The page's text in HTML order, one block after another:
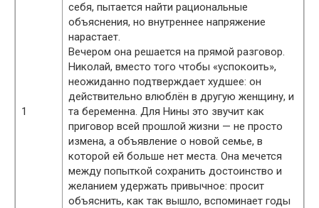
1
себя, пытается найти рациональные
объяснения, но внутреннее напряжение
нарастает.
Вечером она решается на прямой разговор.
Николай, вместо того чтобы «успокоить»,
неожиданно подтверждает худшее: он
действительно влюблён в другую женщину, и
та беременна. Для Нины это звучит как
приговор всей прошлой жизни — не просто
измена, а объявление о новой семье, в
которой ей больше нет места. Она мечется
между попыткой сохранить достоинство и
желанием удержать привычное: просит
объяснить, как так вышло, вспоминает годы